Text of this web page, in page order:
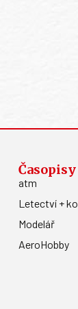
Časopisy
atm
Letectví +
Modelář
AeroHobby